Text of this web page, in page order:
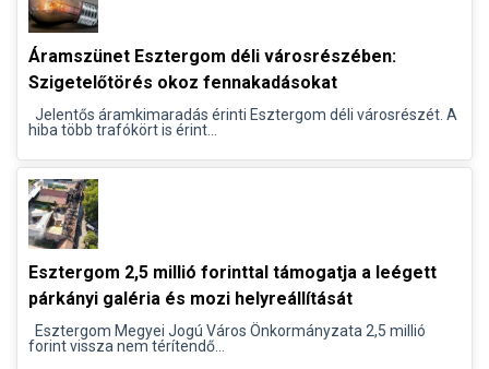
Áramszünet Esztergom déli városrészében:
Szigetelőtörés okoz fennakadásokat
Jelentős áramkimaradás érinti Esztergom déli városrészét. A
hiba több trafókört is érint...
Esztergom 2,5 millió forinttal támogatja a leégett
párkányi galéria és mozi helyreállítását
Esztergom Megyei Jogú Város Önkormányzata 2,5 millió
forint vissza nem térítendő...